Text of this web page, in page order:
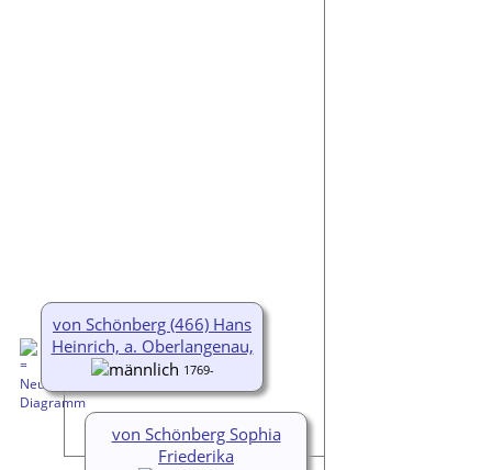
von Schönberg (466) Hans
Heinrich, a. Oberlangenau,
1769-
von Schönberg Sophia
Friederika